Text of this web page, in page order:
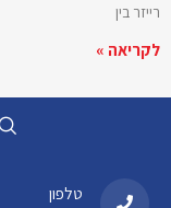
רייזר בין
לקריאה »
טלפון